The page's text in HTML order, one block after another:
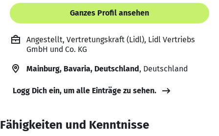
Ganzes Profil ansehen
Angestellt, Vertretungskraft (Lidl), Lidl Vertriebs
GmbH und Co. KG
Mainburg, Bavaria, Deutschland, Deutschland
Logg Dich ein, um alle Einträge zu sehen.
Fähigkeiten und Kenntnisse